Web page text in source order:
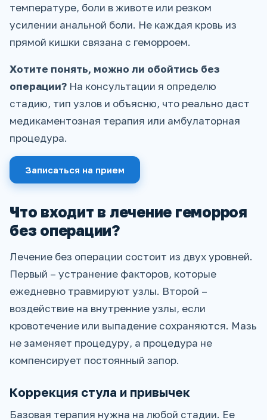
температуре, боли в животе или резком
усилении анальной боли. Не каждая кровь из
прямой кишки связана с геморроем.
Хотите понять, можно ли обойтись без
операции? На консультации я определю
стадию, тип узлов и объясню, что реально даст
медикаментозная терапия или амбулаторная
процедура.
Записаться на прием
Что входит в лечение геморроя
без операции?
Лечение без операции состоит из двух уровней.
Первый – устранение факторов, которые
ежедневно травмируют узлы. Второй –
воздействие на внутренние узлы, если
кровотечение или выпадение сохраняются. Мазь
не заменяет процедуру, а процедура не
компенсирует постоянный запор.
Коррекция стула и привычек
Базовая терапия нужна на любой стадии. Ее